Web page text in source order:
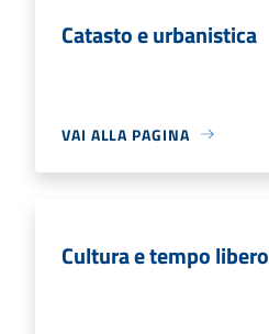
Catasto e urbanistica
VAI ALLA PAGINA
Cultura e tempo libero